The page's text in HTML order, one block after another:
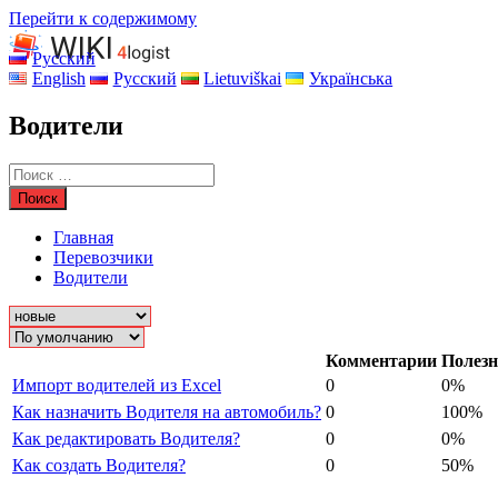
Перейти к содержимому
Русский
English
Русский Lietuviškai Українська
Водители
Главная
Перевозчики
Водители
Комментарии
Импорт водителей из Excel
0
0%
Как назначить Водителя на автомобиль? 0
100%
Как редактировать Водителя?
0
0%
Как создать Водителя?
0 50%